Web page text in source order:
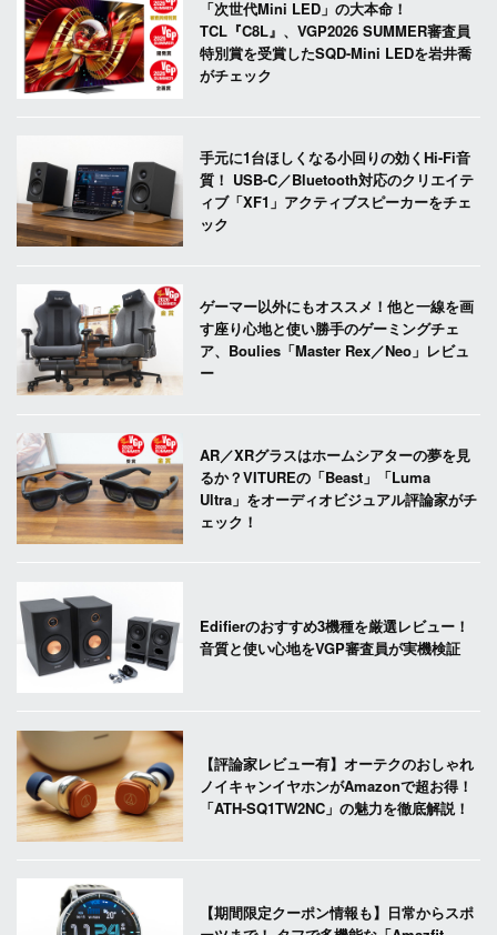
「次世代Mini LED」の大本命！
TCL『C8L』、VGP2026 SUMMER審査員
特別賞を受賞したSQD-Mini LEDを岩井喬
がチェック
手元に1台ほしくなる小回りの効くHi-Fi音
質！ USB-C／Bluetooth対応のクリエイテ
ィブ「XF1」アクティブスピーカーをチェ
ック
ゲーマー以外にもオススメ！他と一線を画
す座り心地と使い勝手のゲーミングチェ
ア、Boulies「Master Rex／Neo」レビュ
ー
AR／XRグラスはホームシアターの夢を見
るか？VITUREの「Beast」「Luma
Ultra」をオーディオビジュアル評論家がチ
ェック！
Edifierのおすすめ3機種を厳選レビュー！
音質と使い心地をVGP審査員が実機検証
【評論家レビュー有】オーテクのおしゃれ
ノイキャンイヤホンがAmazonで超お得！
「ATH-SQ1TW2NC」の魅力を徹底解説！
【期間限定クーポン情報も】日常からスポ